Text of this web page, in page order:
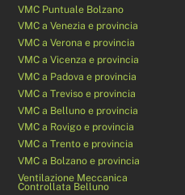
VMC Puntuale Bolzano
VMC a Venezia e provincia
VMC a Verona e provincia
VMC a Vicenza e provincia
VMC a Padova e provincia
VMC a Treviso e provincia
VMC a Belluno e provincia
VMC a Rovigo e provincia
VMC a Trento e provincia
VMC a Bolzano e provincia
Ventilazione Meccanica
Controllata Belluno